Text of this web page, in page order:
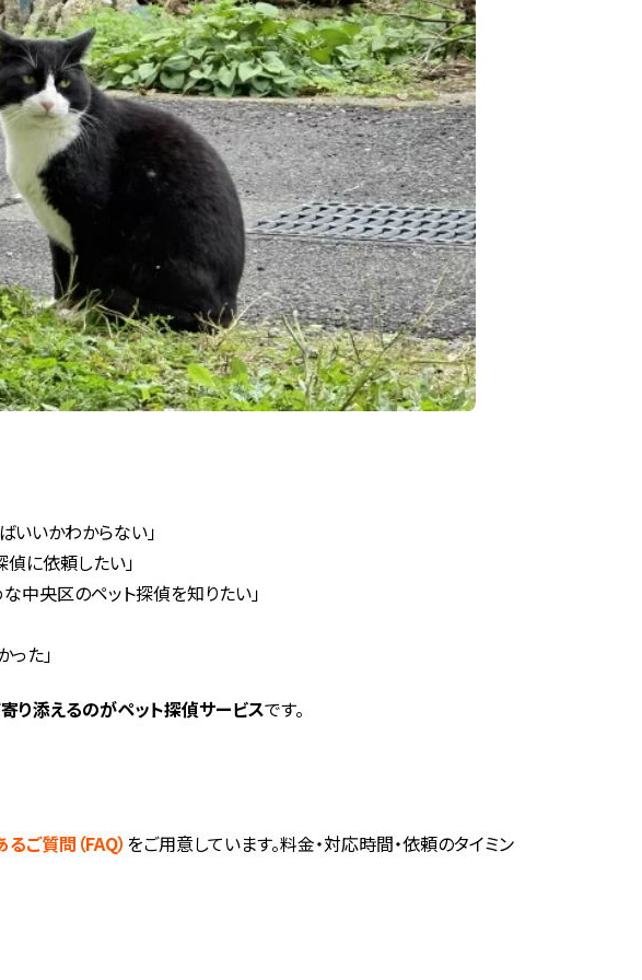
いいかわからない」
に依頼したい」
中央区のペット探偵を知りたい」
た」
り添えるのがペット探偵サービスです。
るご質問（FAQ） をご用意しています。料金・対応時間・依頼のタイミン